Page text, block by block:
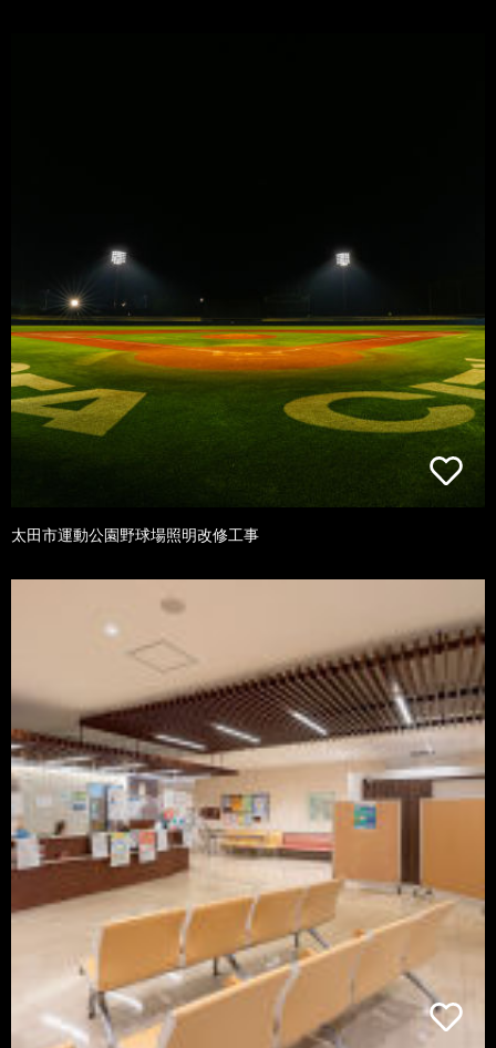
太田市運動公園野球場照明改修工事